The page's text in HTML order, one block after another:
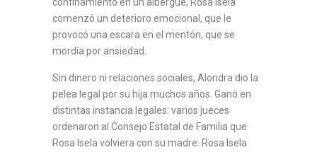
comenzó un deterioro emocional, que le
provocó una escara en el mentón, que se
mordía por ansiedad.
Sin dinero ni relaciones sociales, Alondra dio la
pelea legal por su hija muchos años. Ganó en
distintas instancia legales: varios jueces
ordenaron al Consejo Estatal de Familia que
Rosa Isela volviera con su madre. Rosa Isela